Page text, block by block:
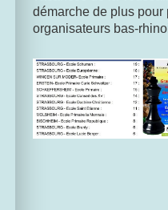
démarche de plus pour
organisateurs bas-